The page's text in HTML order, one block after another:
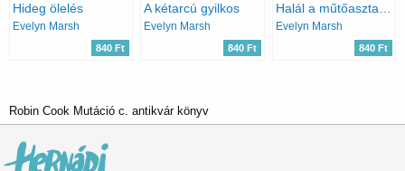
Hideg ölelés
Evelyn Marsh
840 Ft
A kétarcú gyilkos
Evelyn Marsh
840 Ft
Evelyn Marsh
840 Ft
Robin Cook Mutáció c. antikvár könyv